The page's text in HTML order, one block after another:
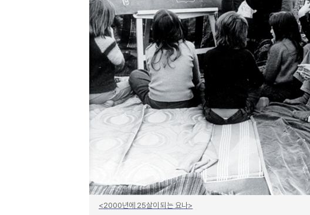
<2000년에 25살이 되는 요나>